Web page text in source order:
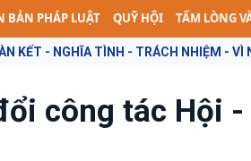
BẢN PHÁP LUẬT QUỸ HỘI TẤM LÒNG
NHIỆM - VÌ NẠN NHÂN CHẤT ĐỘC DA
công tác Hội